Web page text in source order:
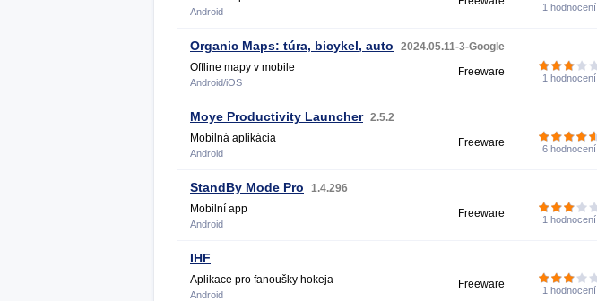
Android 1 hodnocení
Organic Maps: túra, bicykel, auto
2024.05.11-3-Google
Offline mapy v mobile
Android/iOS
Freeware 1 hodnocení
Moye Productivity Launcher 2.5.2
Mobilná aplikácia
Android
Freeware 6 hodnocení
StandBy Mode Pro
1.4.296
Mobilní app
Android
Freeware 1 hodnocení
IHF
Aplikace pro fanoušky hokeja
Android
Freeware 1 hodnocení